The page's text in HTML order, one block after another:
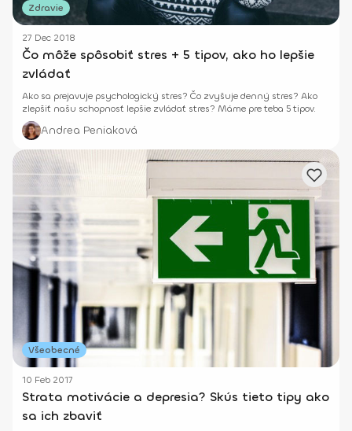
Zdravie
27 Dec 2018
Čo môže spôsobiť stres + 5 tipov, ako ho lepšie
zvládať
Ako sa prejavuje psychologický stres? Čo zvyšuje denný stres? Ako
zlepšiť našu schopnosť lepšie zvládať stres? Máme pre teba 5 tipov.
Andrea Peniaková
Všeobecné
10 Feb 2017
Strata motivácie a depresia? Skús tieto tipy ako
sa ich zbaviť